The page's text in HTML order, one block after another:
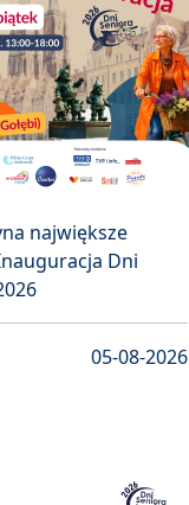
największe
Dni
05-08-2026